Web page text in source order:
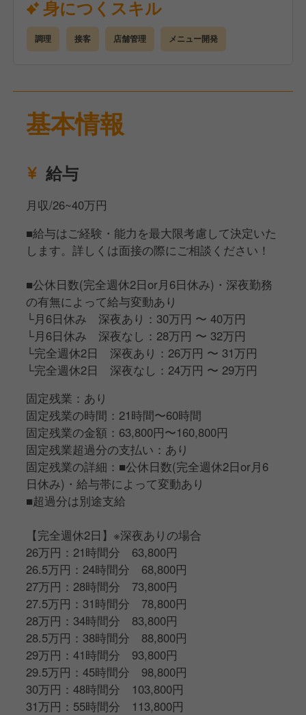
<仕事内容>
■調理・接客
■マネジメント
徐々に仕事に慣れてきたら、売上管理・コスト管理・
般をお願いしていきます。
年齢や社歴に関係なくキャリアアップできる評価制度
ができます。
身につくスキル
調理 接客 店舗管理 メニュー開発
基本情報
給与
月収/26~40万円
■給与はご経験・能力を最大限考慮して決定いた
します。詳しくは面接の際にご相談ください！
■公休日数(完全週休2日or月6日休み)・深夜勤務
の有無によって給与変動あり
└月6日休み 深夜あり：30万円 〜 40万円
└月6日休み 深夜なし：28万円 〜 32万円
└完全週休2日 深夜あり：26万円 〜 31万円
└完全週休2日 深夜なし：24万円 〜 29万円
固定残業：あり
固定残業の時間：21時間〜60時間
固定残業の金額：63,800円〜160,800円
固定残業超過分の支払い：あり
固定残業の詳細：■公休日数(完全週休2日or月6
日休み)・給与帯によって変動あり
■超過分は別途支給
【完全週休2日】※深夜ありの場合
26万円：21時間分 63,800円
26.5万円：24時間分 68,800円
27万円：28時間分 73,800円
27.5万円：31時間分 78,800円
28万円：34時間分 83,800円
28.5万円：38時間分 88,800円
29万円：41時間分 93,800円
29.5万円：45時間分 98,800円
30万円：48時間分 103,800円
31万円：55時間分 113,800円